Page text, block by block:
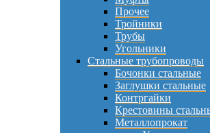
Прочее
Тройники
Трубы
Угольники
Стальные трубопроводы
Бочонки стальные
Заглушки стальные
Контргайки
Крестовины
Металлопрокат